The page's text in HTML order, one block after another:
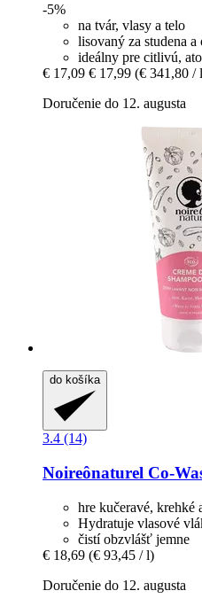
-5%
na tvár, vlasy a telo
lisovaný za studena
ideálny pre citlivú,
€ 17,09 € 17,99 (€ 341,80 /
Doručenie do 12. augusta
do košíka
3.4 (14)
Noireônaturel Co-​
hre kučeravé, krehké
Hydratuje vlasové
čistí obzvlášť jemne
€ 18,69 (€ 93,45 / l)
Doručenie do 12. augusta